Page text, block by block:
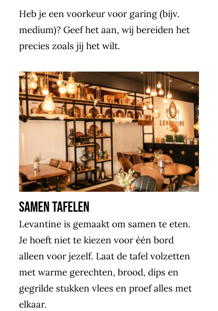
Heb je een voorkeur voor garing (bijv.
medium)? Geef het aan, wij bereiden het
precies zoals jij het wilt.
Samen tafelen
Levantine is gemaakt om samen te eten.
Je hoeft niet te kiezen voor één bord
alleen voor jezelf. Laat de tafel volzetten
met warme gerechten, brood, dips en
gegrilde stukken vlees en proef alles met
elkaar.